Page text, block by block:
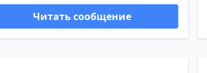
Читать сообщение